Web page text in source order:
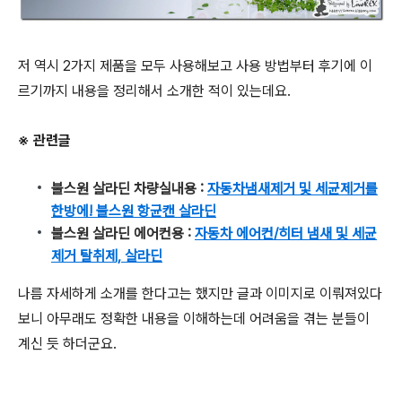
저 역시 2가지 제품을 모두 사용해보고 사용 방법부터 후기에 이
르기까지 내용을 정리해서 소개한 적이 있는데요.
※ 관련글
불스원 살라딘 차량실내용 : 자동차냄새제거 및 세균제거를
한방에! 불스원 항균캔 살라딘
불스원 살라딘 에어컨용 : 자동차 에어컨/히터 냄새 및 세균
제거 탈취제, 살라딘
나름 자세하게 소개를 한다고는 했지만 글과 이미지로 이뤄져있다
보니 아무래도 정확한 내용을 이해하는데 어려움을 겪는 분들이
계신 듯 하더군요.